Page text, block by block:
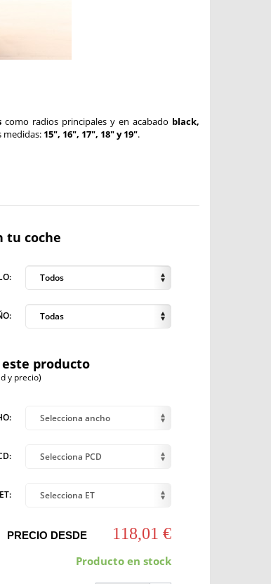
como radios principales y en acabado black,
medidas: 15", 16", 17", 18" y 19".
tu coche
Todos
Todas
producto
y precio)
Selecciona ancho
Selecciona PCD
ET: Selecciona ET
PRECIO DESDE 118,01 €
Producto en stock